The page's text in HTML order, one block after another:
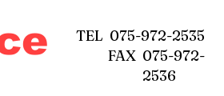
TEL 075-972-2535
FAX 075-972-
2536